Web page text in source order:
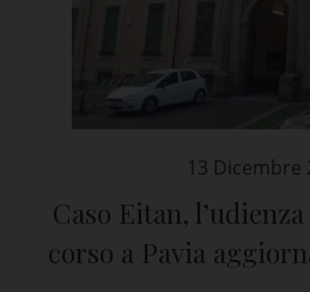
13 Dicembre
Caso Eitan,
corso a Pavia